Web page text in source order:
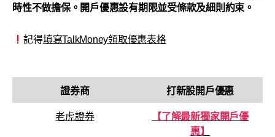
時性不做擔保。開戶優惠設有期限並受條款及細則約束。
記得填寫TalkMoney領取優惠表格
證券商 打新股開戶優惠
老虎證券
【了解最新獨家開戶優
惠】